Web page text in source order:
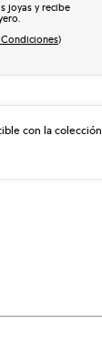
joyas y recibe
)
con la colección